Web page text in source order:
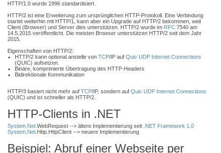
HTTP/1.0 wurde 1996 standardisiert.
HTTP/2 ist eine Erweiterung zum ursprünglichen HTTP-Protokoll. Eine Verbindung
startet weiterhin mit HTTP/1, kann aber ein Upgrade auf HTTP/2 bekommen, weil
Client (Browser) und Server dies unterstützen. HTTP/2 wurde im RFC 7540 am
14.5.2015 veröffentlicht. Die meisten Browser unterstützen HTTP/2 seit dem Jahr
2015.
Eigenschaften von HTTP/2:
HTTP/2 kann optional anstelle von TCP/IP auf Quic UDP Internet Connections
(QUIC) aufsetzen.
Binäre, komprimierte Übertragung des HTTP-Headers
Bidirektionale Kommunikation
HTTP/3 basiert nicht mehr auf TCP/IP, sondern auf Quic UDP Internet Connections
(QUIC) und ist schneller als HTTP/2.
HTTP-Clients in .NET
System.Net .WebRequest --> ältere Implementierung seit .NET Framework 1.0
System.Net .Http.HttpClient --> neuere Implementierung
Beispiel: Abruf einer Webseite per